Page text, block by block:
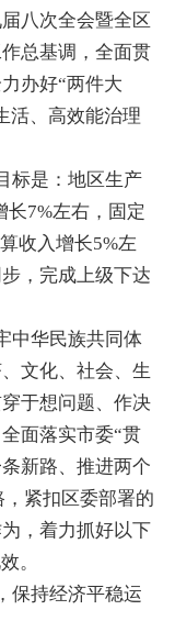
八次全会暨全区
总基调，全面贯
办好“两件大
活、高效能治理
标是：地区生产
长7%左右，固定
收入增长5%左
，完成上级下达
中华民族共同体
文化、社会、生
于想问题、作决
全面落实市委“贯
新路、推进两个
，紧扣区委部署的
， 着力抓好以下
。
持经济平稳运